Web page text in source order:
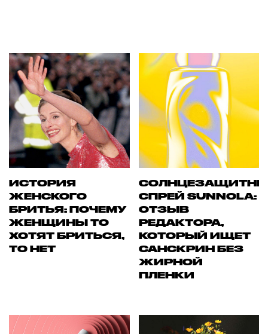
ИСТОРИЯ
ЖЕНСКОГО
БРИТЬЯ: ПОЧЕМУ
ЖЕНЩИНЫ ТО
ХОТЯТ БРИТЬСЯ,
ТО НЕТ
СПРЕЙ SUNNOLA:
ОТЗЫВ
РЕДАКТОРА,
КОТОРЫЙ ИЩЕТ
САНСКРИН БЕЗ
ЖИРНОЙ
ПЛЕНКИ